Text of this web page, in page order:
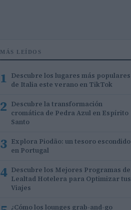
MÁS LEÍDOS
1 Descubre los lugares más populares
de Italia este verano en TikTok
2 Descubre la transformación
cromática de Pedra Azul en Espírito
Santo
3 Explora Piodão: un tesoro escondido
en Portugal
4 Descubre los Mejores Programas de
Lealtad Hotelera para Optimizar tus
Viajes
¿Cómo los lounges grab-and-go